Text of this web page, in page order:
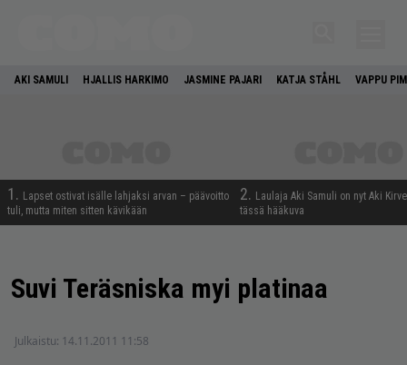
AKI SAMULI HJALLIS HARKIMO JASMINE PAJARI KATJA STÅHL VAPPU
1. Lapset ostivat isälle lahjaksi arvan – päävoitto
tuli, mutta miten sitten kävikään
2. Laulaja Aki Samuli on nyt Aki
tässä hääkuva
Suvi Teräsniska myi platinaa
Julkaistu: 14.11.2011 11:58